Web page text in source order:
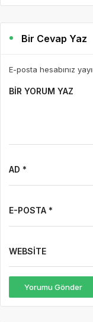
Bir Cevap Yaz
E-posta hesabınız
BIR YORUM YAZ
AD *
E-POSTA *
WEBSITE
Yorumu Gönder